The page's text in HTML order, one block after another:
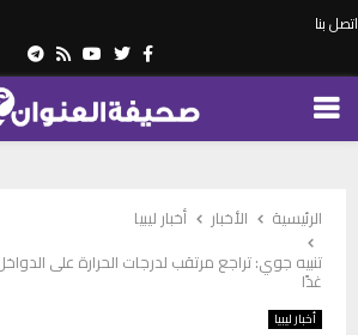
اتصل بنا
Facebook
Twitter
Youtube
Rss
PRIMARY
الرئيسية الأخبار
أخبار ليبيا
تنبيه جوي: تراجع مرتقب لدرجات الحرارة على
غدًا
أخبار ليبيا